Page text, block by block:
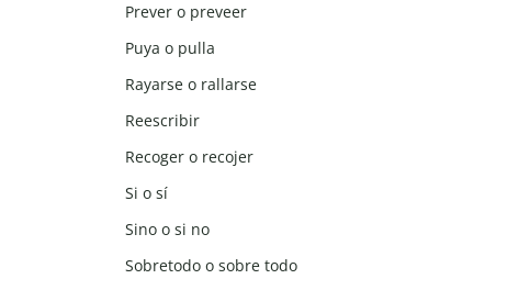
Prever o preveer
Puya o pulla
Rayarse o rallarse
Reescribir
Recoger o recojer
Si o sí
Sino o si no
Sobretodo o sobre todo